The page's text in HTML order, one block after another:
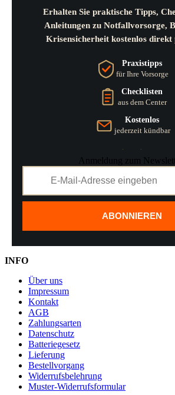
Erhalten Sie praktische Tipps,
Anleitungen zu Notfallvorsorge,
Krisensicherheit kostenlos
Praxistipps
für Ihre Vorsorge
Checklisten
aus dem Center
Kostenlos
jederzeit kündbar
Anmeldung zum
ABONNIEREN
INFO
Über uns
Impressum
Kontakt
AGB
Zahlungsarten
Datenschutz
Batteriegesetz
Lieferung
Bestellvorgang
Widerrufsbelehrung
Muster-Widerrufsformular